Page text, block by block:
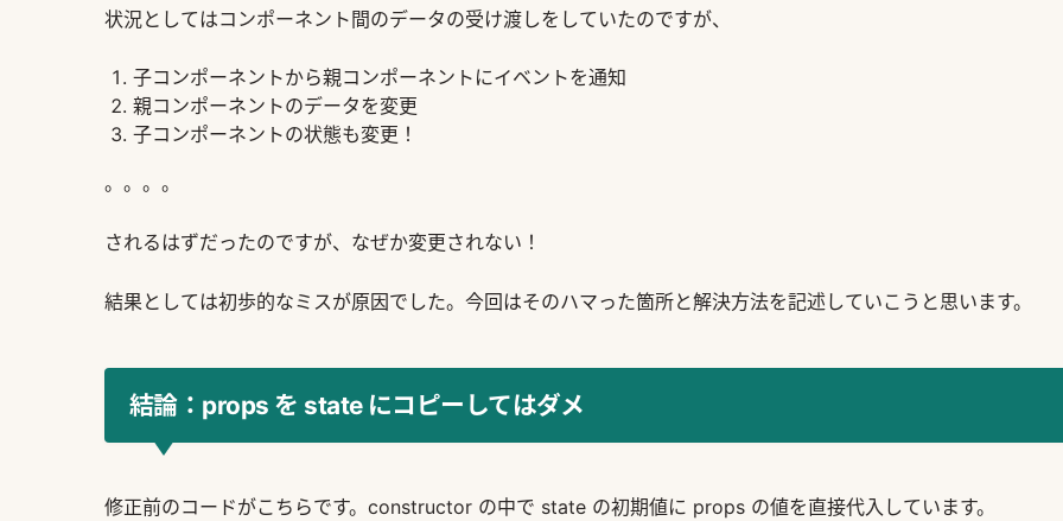
状況としてはコンポーネント間のデータの受け渡しをしていたのですが、
子コンポーネントから親コンポーネントにイベントを通知
親コンポーネントのデータを変更
子コンポーネントの状態も変更！
。。。。
されるはずだったのですが、なぜか変更されない！
結果としては初歩的なミスが原因でした。今回はそのハマった箇所と解決方法を記述していこうと思います。
結論：props を state にコピーしてはダメ
修正前のコードがこちらです。constructor の中で state の初期値に props の値を直接代入しています。